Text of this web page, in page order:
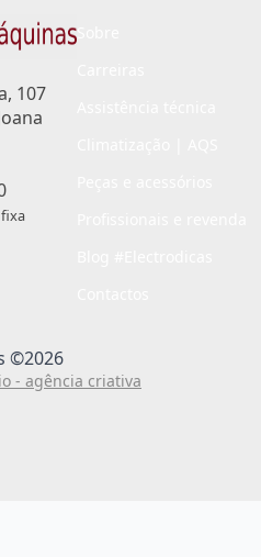
107
©2026
- agência criativa